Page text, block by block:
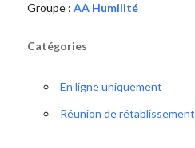
Groupe : AA Humilité
Catégories
En ligne uniquement
Réunion de rétablissement